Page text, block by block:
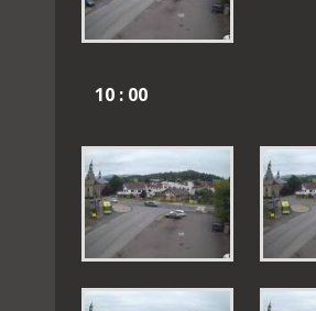
10 : 00